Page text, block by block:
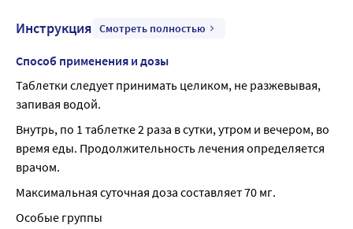
Инструкция Смотреть полностью
Способ применения и дозы
Таблетки следует принимать целиком, не разжевывая,
запивая водой.
Внутрь, по 1 таблетке 2 раза в сутки, утром и вечером, во
время еды. Продолжительность лечения определяется
врачом.
Максимальная суточная доза составляет 70 мг.
Особые группы